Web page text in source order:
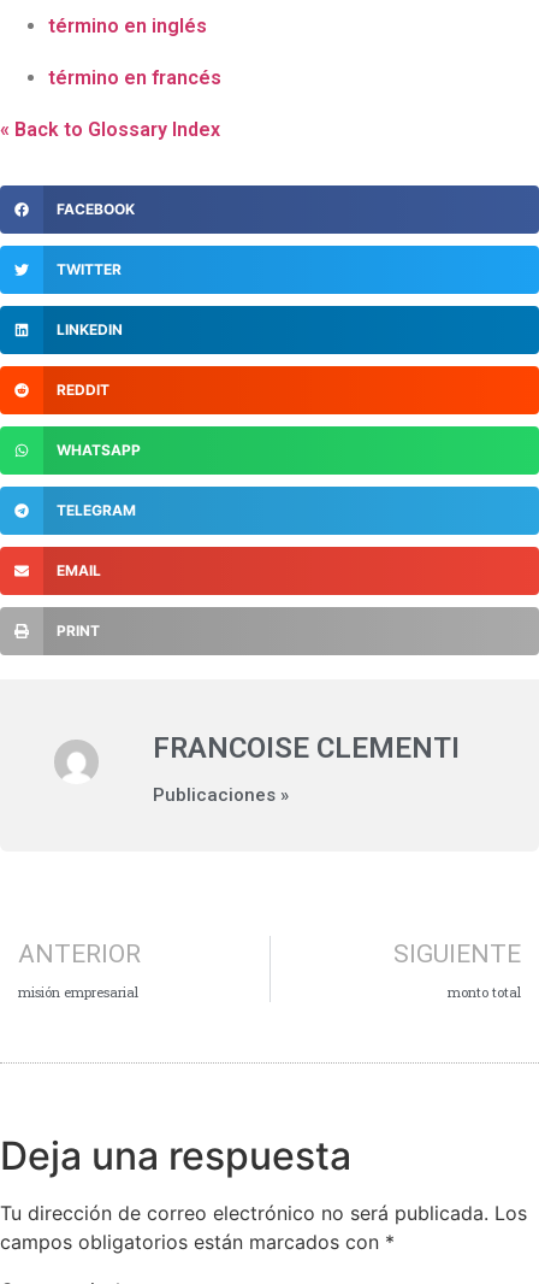
término en inglés
término en francés
« Back to Glossary Index
FACEBOOK
TWITTER
LINKEDIN
REDDIT
WHATSAPP
TELEGRAM
EMAIL
PRINT
FRANCOISE CLEMENTI
Publicaciones »
ANTERIOR
misión empresarial
SIGUIENTE
monto total
Deja una respuesta
Tu dirección de correo electrónico no será publicada. Los
campos obligatorios están marcados con *